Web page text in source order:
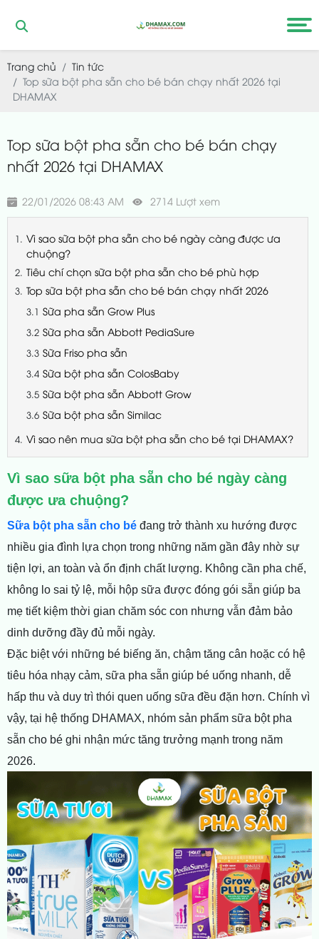
Trang chủ
Tin tức
Top sữa bột pha sẵn cho bé bán chạy nhất 2026 tại
DHAMAX
Top sữa bột pha sẵn cho bé bán chạy
nhất 2026 tại DHAMAX
22/01/2026 08:43 AM 2714 Lượt xem
Vì sao sữa bột pha sẵn cho bé ngày càng được ưa
chuộng?
Tiêu chí chọn sữa bột pha sẵn cho bé phù hợp
Top sữa bột pha sẵn cho bé bán chạy nhất 2026
Sữa pha sẵn Grow Plus
Sữa pha sẵn Abbott PediaSure
Sữa Friso pha sẵn
Sữa bột pha sẵn ColosBaby
Sữa bột pha sẵn Abbott Grow
Sữa bột pha sẵn Similac
Vì sao nên mua sữa bột pha sẵn cho bé tại DHAMAX?
Vì sao sữa bột pha sẵn cho bé ngày càng
được ưa chuộng?
Sữa bột pha sẵn cho bé đang trở thành xu hướng được
nhiều gia đình lựa chọn trong những năm gần đây nhờ sự
tiện lợi, an toàn và ổn định chất lượng. Không cần pha chế,
không lo sai tỷ lệ, mỗi hộp sữa được đóng gói sẵn giúp ba
mẹ tiết kiệm thời gian chăm sóc con nhưng vẫn đảm bảo
dinh dưỡng đầy đủ mỗi ngày.
Đặc biệt với những bé biếng ăn, chậm tăng cân hoặc có hệ
tiêu hóa nhạy cảm, sữa pha sẵn giúp bé uống nhanh, dễ
hấp thu và duy trì thói quen uống sữa đều đặn hơn. Chính vì
vậy, tại hệ thống DHAMAX, nhóm sản phẩm sữa bột pha
sẵn cho bé ghi nhận mức tăng trưởng mạnh trong năm
2026.